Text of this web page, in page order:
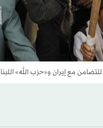
مع إيران و«حزب الله»